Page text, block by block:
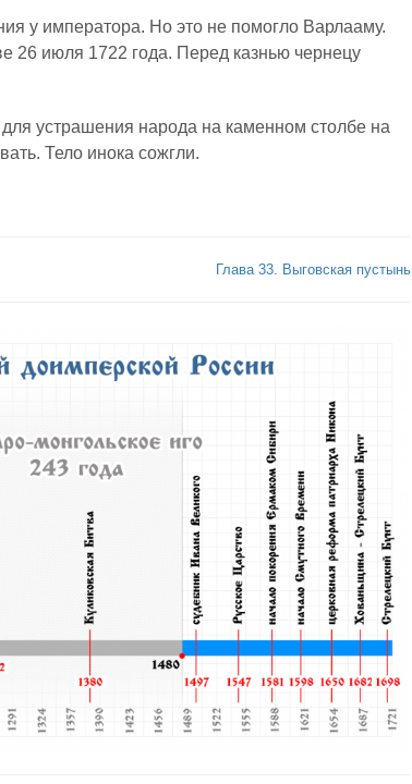
у императора. Но это не помогло Варлааму.
26 июля 1722 года. Перед казнью чернецу
устрашения народа на каменном столбе на
Тело инока сожгли.
Глава 33. Выговская пустынь